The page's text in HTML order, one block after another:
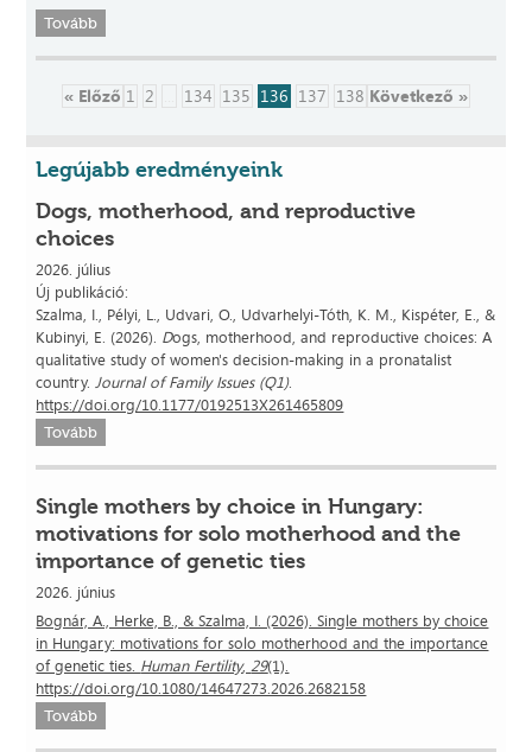
Tovább
« Előző 1 2 134 135 136 137 138 Következő »
Legújabb eredményeink
Dogs, motherhood, and reproductive
choices
2026. július
Új publikáció:
​Szalma, I., Pélyi, L., Udvari, O., Udvarhelyi-Tóth, K. M., Kispéter, E., &
Kubinyi, E. (2026). Dogs, motherhood, and reproductive choices: A
qualitative study of women's decision-making in a pronatalist
country.Journal of Family Issues (Q1).
https://doi.org/10.1177/0192513X261465809
Tovább
Single mothers by choice in Hungary:
motivations for solo motherhood and the
importance of genetic ties
2026. június
Bognár, A., Herke, B., & Szalma, I. (2026). Single mothers by choice
in Hungary: motivations for solo motherhood and the importance
of genetic ties. Human Fertility,29(1).
https://doi.org/10.1080/14647273.2026.2682158
Tovább